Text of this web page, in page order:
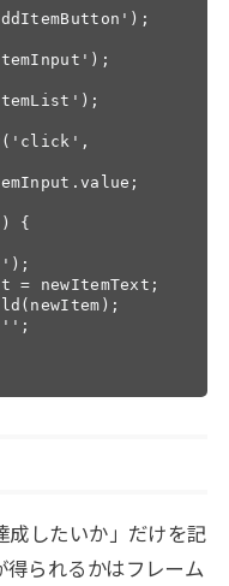
成したいか」だけを記
られるかはフレーム